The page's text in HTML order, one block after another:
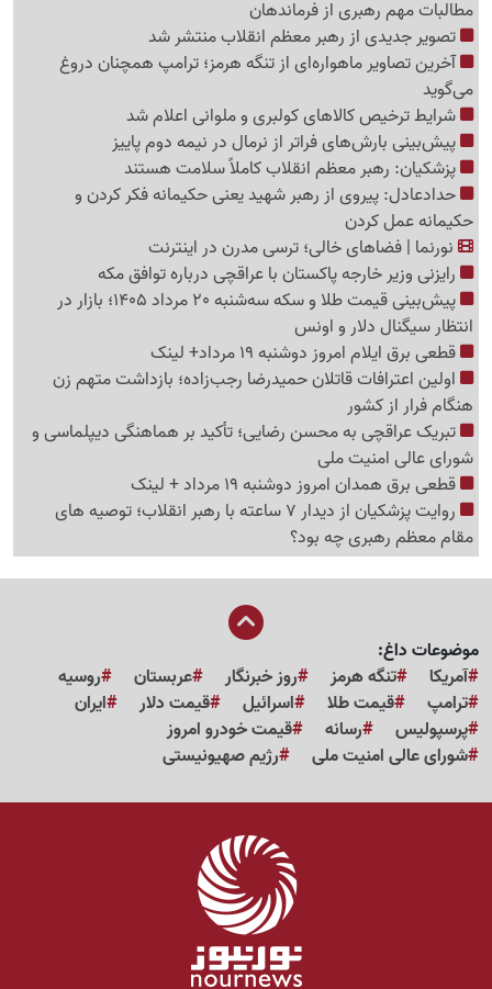
مطالبات مهم رهبری از فرماندهان
تصویر جدیدی از رهبر معظم انقلاب منتشر شد
آخرین تصاویر ماهواره‌ای از تنگه‌ هرمز؛ ترامپ همچنان دروغ
می‌گوید
شرایط ترخیص کالاهای کولبری و ملوانی اعلام شد
پیش‌بینی بارش‌های فراتر از نرمال در نیمه دوم پاییز
پزشکیان: رهبر معظم انقلاب کاملاً سلامت هستند
حدادعادل: پیروی از رهبر شهید یعنی حکیمانه فکر کردن و
حکیمانه عمل کردن
نورنما | فضاهای خالی؛ ترسی مدرن در اینترنت
رایزنی وزیر خارجه پاکستان با عراقچی درباره توافق مکه
پیش‌بینی قیمت طلا و سکه سه‌شنبه 20 مرداد 1405؛ بازار در
انتظار سیگنال دلار و اونس
قطعی برق ایلام امروز دوشنبه 19 مرداد+ لینک
اولین اعترافات قاتلان حمیدرضا رجب‌زاده؛ بازداشت متهم زن
هنگام فرار از کشور
تبریک عراقچی به محسن رضایی؛ تأکید بر هماهنگی دیپلماسی و
شورای عالی امنیت ملی
قطعی برق همدان امروز دوشنبه 19 مرداد + لینک
روایت پزشکیان از دیدار 7 ساعته با رهبر انقلاب؛ توصیه های
مقام معظم رهبری چه بود؟
موضوعات داغ:
آمریکا
تنگه هرمز روز خبرنگار عربستان
روسیه
ترامپ
قیمت طلا اسرائیل قیمت دلار
ایران
پرسپولیس
رسانه
قیمت خودرو امروز
شورای عالی امنیت ملی
رژیم صهیونیستی